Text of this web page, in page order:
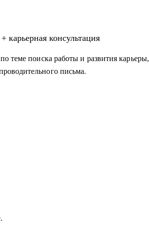
карьерная консультация
теме поиска работы и развития карьеры,
письма.